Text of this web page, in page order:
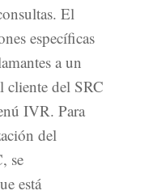
El
específicas
a un
cliente del SRC
IVR. Para
del
se
está